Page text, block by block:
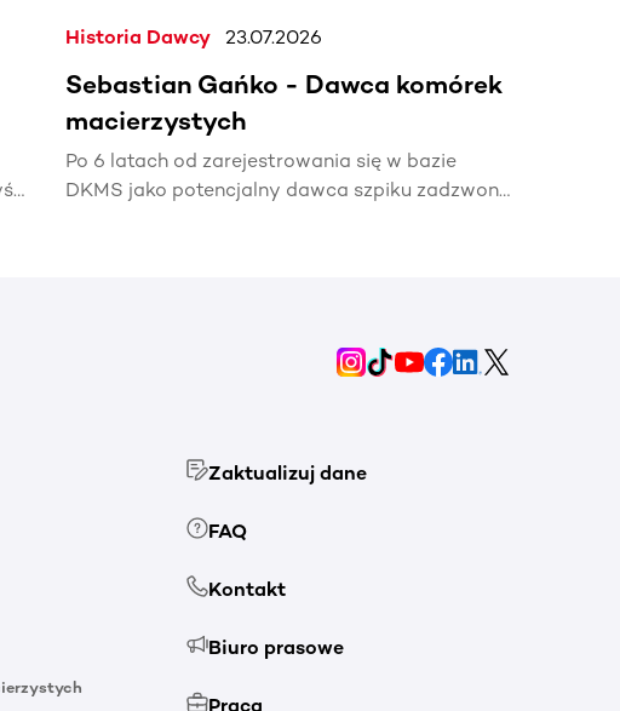
Historia Dawcy 23.07.2026
Sebastian Gańko - Dawca komórek
macierzystych
Po 6 latach od zarejestrowania się w bazie
DKMS jako potencjalny dawca szpiku zadzwonił
Zaktualizuj dane
FAQ
Kontakt
Biuro prasowe
Praca